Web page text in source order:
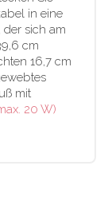
in eine
der sich am
cm
16,7 cm
mit
20 W)